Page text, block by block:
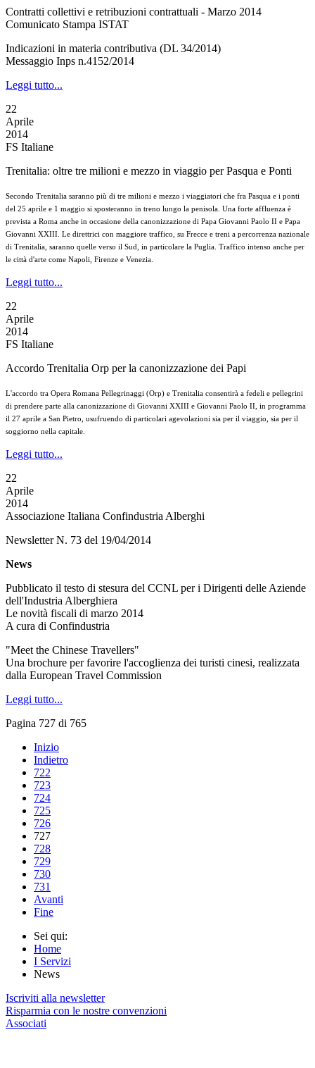
Contratti collettivi e retribuzioni contrattuali - Marzo 2014
Comunicato Stampa ISTAT
Indicazioni in materia contributiva (DL 34/2014)
Messaggio Inps n.4152/2014
Leggi tutto...
22
Aprile
2014
FS Italiane
Trenitalia: oltre tre milioni e mezzo in viaggio per Pasqua e Ponti
Secondo Trenitalia saranno più di tre milioni e mezzo i viaggiatori che fra Pasqua e i ponti
del 25 aprile e 1 maggio si sposteranno in treno lungo la penisola. Una forte affluenza è
prevista a Roma anche in occasione della canonizzazione di Papa Giovanni Paolo II e Papa
Giovanni XXIII. Le direttrici con maggiore traffico, su Frecce e treni a percorrenza nazionale
di Trenitalia, saranno quelle verso il Sud, in particolare la Puglia. Traffico intenso anche per
le città d'arte come Napoli, Firenze e Venezia.
Leggi tutto...
22
Aprile
2014
FS Italiane
Accordo Trenitalia Orp per la canonizzazione dei Papi
L'accordo tra Opera Romana Pellegrinaggi (Orp) e Trenitalia consentirà a fedeli e pellegrini
di prendere parte alla canonizzazione di Giovanni XXIII e Giovanni Paolo II, in programma
il 27 aprile a San Pietro, usufruendo di particolari agevolazioni sia per il viaggio, sia per il
soggiorno nella capitale.
Leggi tutto...
22
Aprile
2014
Associazione Italiana Confindustria Alberghi
Newsletter N. 73 del 19/04/2014
News
Pubblicato il testo di stesura del CCNL per i Dirigenti delle Aziende
dell'Industria Alberghiera
Le novità fiscali di marzo 2014
A cura di Confindustria
"Meet the Chinese Travellers"
Una brochure per favorire l'accoglienza dei turisti cinesi, realizzata
dalla European Travel Commission
Leggi tutto...
Pagina 727 di 765
Inizio
Indietro
722
723
724
725
726
727
728
729
730
731
Avanti
Fine
Sei qui:
Home
I Servizi
News
Iscriviti alla newsletter
Risparmia con le nostre convenzioni
Associati